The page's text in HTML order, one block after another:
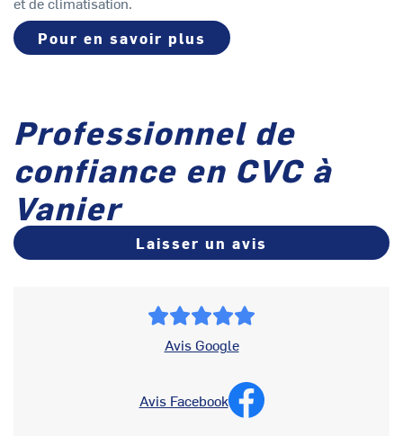
Pour en savoir plus
Professionnel de
confiance en CVC à
Vanier
Laisser un avis
Avis Google
Avis Facebook